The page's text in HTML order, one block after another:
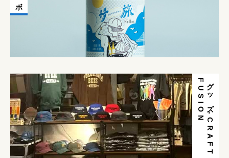
グ
ッ
ズ
-
C
R
A
F
T
F
U
S
I
O
N